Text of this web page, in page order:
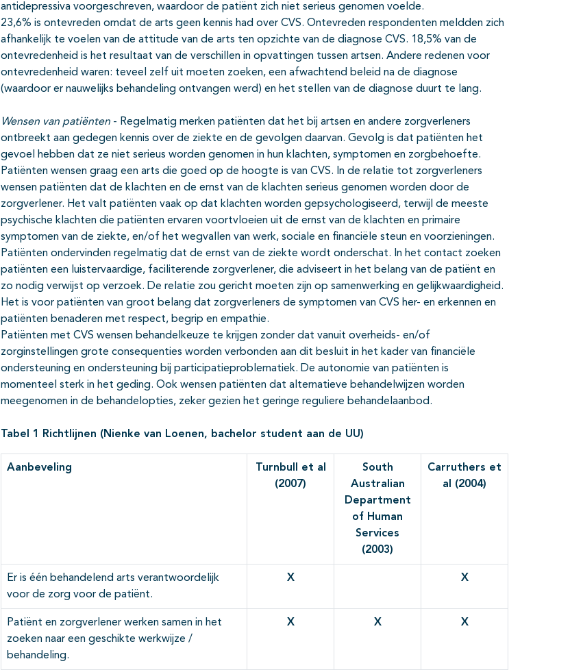
antidepressiva voorgeschreven, waardoor de patiënt zich niet serieus genomen voelde.
23,6% is ontevreden omdat de arts geen kennis had over CVS. Ontevreden respondenten meldden zich
afhankelijk te voelen van de attitude van de arts ten opzichte van de diagnose CVS. 18,5% van de
ontevredenheid is het resultaat van de verschillen in opvattingen tussen artsen. Andere redenen voor
ontevredenheid waren: teveel zelf uit moeten zoeken, een afwachtend beleid na de diagnose
(waardoor er nauwelijks behandeling ontvangen werd) en het stellen van de diagnose duurt te lang.
Wensen van patiënten - Regelmatig merken patiënten dat het bij artsen en andere zorgverleners
ontbreekt aan gedegen kennis over de ziekte en de gevolgen daarvan. Gevolg is dat patiënten het
gevoel hebben dat ze niet serieus worden genomen in hun klachten, symptomen en zorgbehoefte.
Patiënten wensen graag een arts die goed op de hoogte is van CVS. In de relatie tot zorgverleners
wensen patiënten dat de klachten en de ernst van de klachten serieus genomen worden door de
zorgverlener. Het valt patiënten vaak op dat klachten worden gepsychologiseerd, terwijl de meeste
psychische klachten die patiënten ervaren voortvloeien uit de ernst van de klachten en primaire
symptomen van de ziekte, en/of het wegvallen van werk, sociale en financiële steun en voorzieningen.
Patiënten ondervinden regelmatig dat de ernst van de ziekte wordt onderschat. In het contact zoeken
patiënten een luistervaardige, faciliterende zorgverlener, die adviseert in het belang van de patiënt en
zo nodig verwijst op verzoek. De relatie zou gericht moeten zijn op samenwerking en gelijkwaardigheid.
Het is voor patiënten van groot belang dat zorgverleners de symptomen van CVS her- en erkennen en
patiënten benaderen met respect, begrip en empathie.
Patiënten met CVS wensen behandelkeuze te krijgen zonder dat vanuit overheids- en/of
zorginstellingen grote consequenties worden verbonden aan dit besluit in het kader van financiële
ondersteuning en ondersteuning bij participatieproblematiek. De autonomie van patiënten is
momenteel sterk in het geding. Ook wensen patiënten dat alternatieve behandelwijzen worden
meegenomen in de behandelopties, zeker gezien het geringe reguliere behandelaanbod.
Tabel 1 Richtlijnen (Nienke van Loenen, bachelor student aan de UU)
Aanbeveling
Turnbull et al
(2007)
South
Australian
Department
of Human
Services
(2003)
Carruthers et
al (2004)
Er is één behandelend arts verantwoordelijk
voor de zorg voor de patiënt.
X X
Patiënt en zorgverlener werken samen in het
zoeken naar een geschikte werkwijze /
behandeling.
X X X